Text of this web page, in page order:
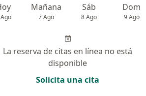
Mañana
7 Ago
Sáb
8 Ago
Dom
9 Ago
La reserva de citas en línea no está
disponible
Solicita una cita